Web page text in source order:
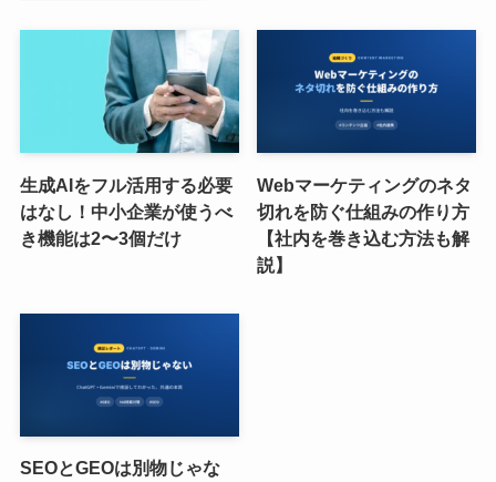
生成AIをフル活用する必要
はなし！中小企業が使うべ
き機能は2〜3個だけ
Webマーケティングのネタ
切れを防ぐ仕組みの作り方
【社内を巻き込む方法も解
説】
SEOとGEOは別物じゃな